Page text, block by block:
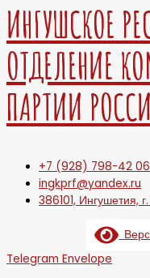
ИНГУШСКОЕ
ОТДЕЛЕНИЕ
ПАРТИИ
+7 (928) 798-42 06
ingkprf@yandex.ru
386101, Ингушетия,
Telegram Envelope